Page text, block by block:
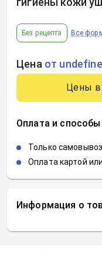
Информация о
Без рецепта Все
Цена от
Цены в
Оплата и способы
Только самовывоз
Оплата картой